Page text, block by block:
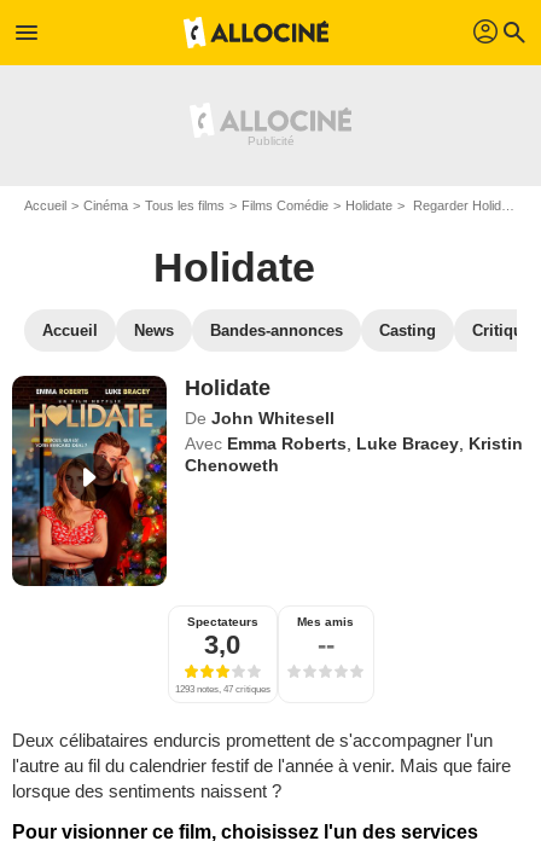
menu profil search
Accueil Cinéma Tous les films Films Comédie Holidate Regarder Holidate en SVOD
Holidate
Accueil News Bandes-annonces Casting
Holidate
De John Whitesell
Avec Emma Roberts Luke Bracey Kristin
Chenoweth
Spectateurs
3,0
1293 notes, 47 critiques
Mes amis
--
Deux célibataires endurcis promettent de s'accompagner l'un
l'autre au fil du calendrier festif de l'année à venir. Mais que faire
lorsque des sentiments naissent ?
Pour visionner ce film, choisissez l'un des services